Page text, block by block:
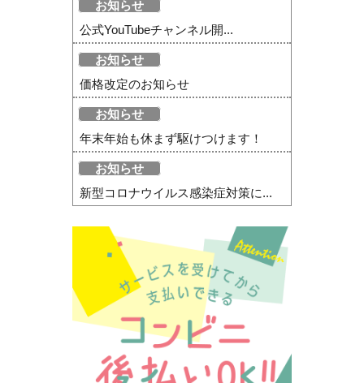
お知らせ
公式YouTubeチャンネル開...
お知らせ
価格改定のお知らせ
お知らせ
年末年始も休まず駆けつけます！
お知らせ
新型コロナウイルス感染症対策に...